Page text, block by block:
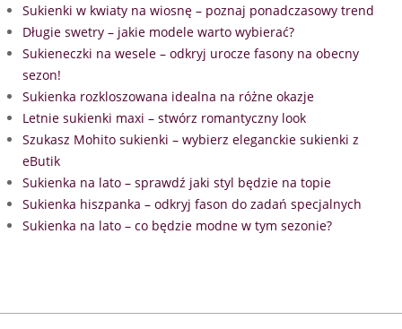
Sukienki w kwiaty na wiosnę – poznaj ponadczasowy trend
Długie swetry – jakie modele warto wybierać?
Sukieneczki na wesele – odkryj urocze fasony na obecny
sezon!
Sukienka rozkloszowana idealna na różne okazje
Letnie sukienki maxi – stwórz romantyczny look
Szukasz Mohito sukienki – wybierz eleganckie sukienki z
eButik
Sukienka na lato – sprawdź jaki styl będzie na topie
Sukienka hiszpanka – odkryj fason do zadań specjalnych
Sukienka na lato – co będzie modne w tym sezonie?